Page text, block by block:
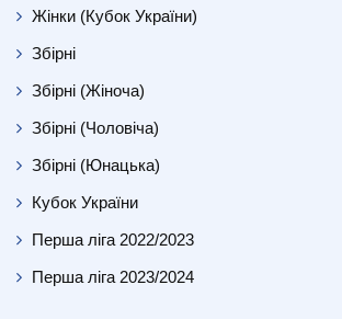
Жінки (Кубок України)
Збірні
Збірні (Жіноча)
Збірні (Чоловіча)
Збірні (Юнацька)
Кубок України
Перша ліга 2022/2023
Перша ліга 2023/2024